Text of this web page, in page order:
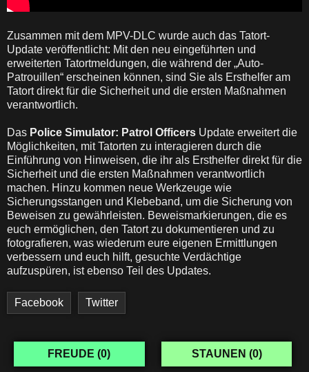
Zusammen mit dem MPV-DLC wurde auch das Tatort-
Update veröffentlicht: Mit den neu eingeführten und
erweiterten Tatortmeldungen, die während der „Auto-
Patrouillen“ erscheinen können, sind Sie als Ersthelfer am
Tatort direkt für die Sicherheit und die ersten Maßnahmen
verantwortlich.
Das Police Simulator: Patrol Officers Update erweitert die
Möglichkeiten, mit Tatorten zu interagieren durch die
Einführung von Hinweisen, die ihr als Ersthelfer direkt für die
Sicherheit und die ersten Maßnahmen verantwortlich
machen. Hinzu kommen neue Werkzeuge wie
Sicherungsstangen und Klebeband, um die Sicherung von
Beweisen zu gewährleisten. Beweismarkierungen, die es
euch ermöglichen, den Tatort zu dokumentieren und zu
fotografieren, was wiederum eure eigenen Ermittlungen
verbessern und euch hilft, gesuchte Verdächtige
aufzuspüren, ist ebenso Teil des Updates.
Facebook Twitter
FREUDE (0) STAUNEN (0)